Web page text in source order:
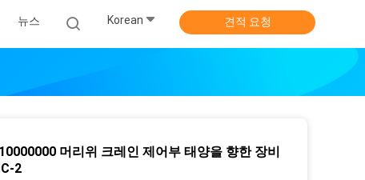
뉴스 Korean 견적 요청
머리위 크레인 제어부 태양을 향한 장비
2